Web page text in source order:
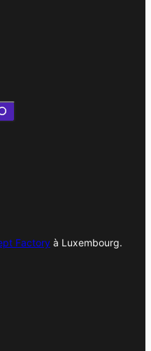
Factoryà Luxembourg.